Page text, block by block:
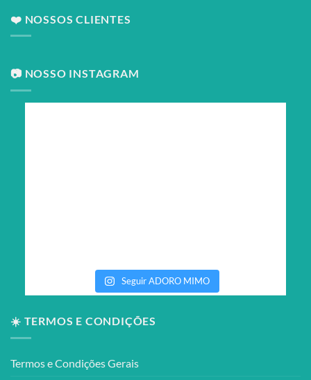
❤️ NOSSOS CLIENTES
📷 NOSSO INSTAGRAM
Seguir ADORO MIMO
☀️ TERMOS E CONDIÇÕES
Termos e Condições Gerais